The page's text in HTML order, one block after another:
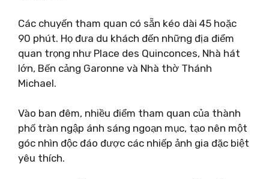
Các chuyến tham quan có sẵn kéo dài 45 hoặc
90 phút. Họ đưa du khách đến những địa điểm
quan trọng như Place des Quinconces, Nhà hát
lớn, Bến cảng Garonne và Nhà thờ Thánh
Michael.
Vào ban đêm, nhiều điểm tham quan của thành
phố tràn ngập ánh sáng ngoạn mục, tạo nên một
góc nhìn độc đáo được các nhiếp ảnh gia đặc biệt
yêu thích.